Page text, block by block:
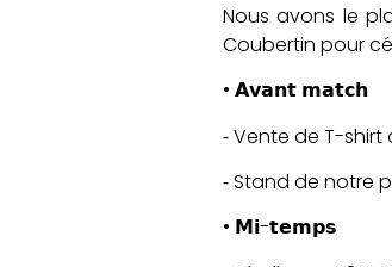
Nous avons le
Coubertin pour
• 𝗔𝘃𝗮𝗻𝘁 𝗺𝗮𝘁𝗰𝗵
⁃ Vente de T-
⁃ Stand de notre
• 𝗠𝗶-𝘁𝗲𝗺𝗽𝘀